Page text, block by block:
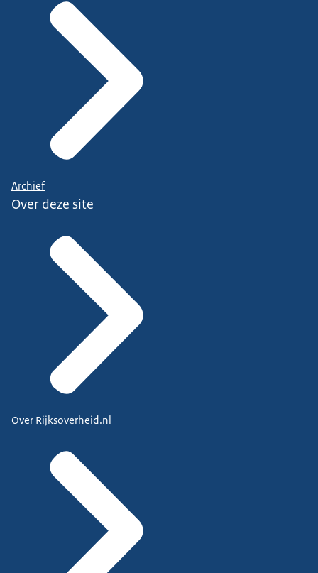
Archief
Over deze site
Over Rijksoverheid.nl